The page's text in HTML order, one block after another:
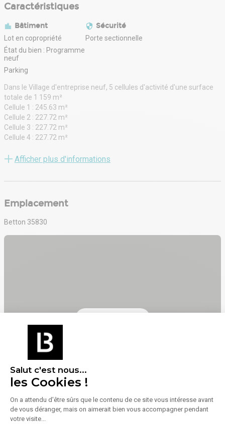
Salut c'est nous...
les Cookies !
On a attendu d'être sûrs que le contenu de ce site vous intéresse avant
de vous déranger, mais on aimerait bien vous accompagner pendant
votre visite...
Caractéristiques
Bâtiment
Lot en copropriété
État du bien : Programme
neuf
Parking
Sécurité
Porte sectionnelle
Dans le Village d'entreprise neuf, 5 cellules d'activité d'une surface
totale de 1 159 m²
Cellule 1 : 245.63 m²
Cellule 2 : 227.72 m²
Cellule 3 : 227.72 m²
Cellule 4 : 227.72 m²
Livrés bruts de béton
Afficher plus d'informations
Emplacement
Betton 35830